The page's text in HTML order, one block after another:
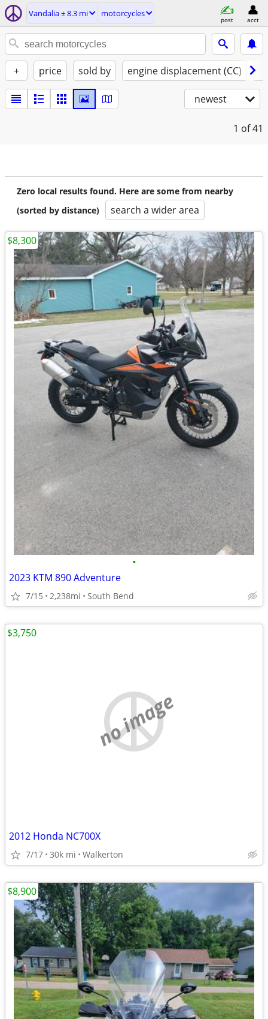
Vandalia ± 8.3 mi motorcycles
post acct
+ price sold by engine displacement (CC)
newest
1 of 41
Zero local results found. Here are some from nearby
(sorted by distance)
search a wider area
•
2023 KTM 890 Adventure
7/15 2,238mi South Bend
$8,300
no image
2012 Honda NC700X
7/17 30k mi Walkerton
$3,750
$8,900